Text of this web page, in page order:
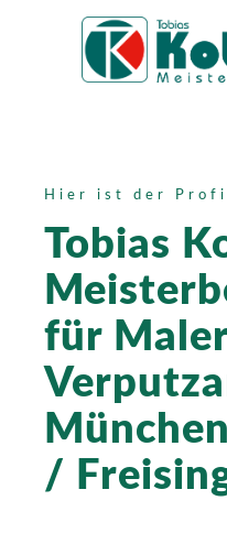
Hier ist der
Tobias
für
/